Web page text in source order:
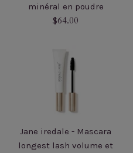
minéral en poudre
Prix
$64.00
Jane iredale - Mascara
longest lash volume et